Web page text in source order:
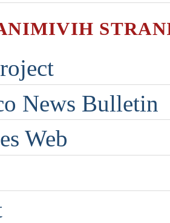
News Bulletin
Web